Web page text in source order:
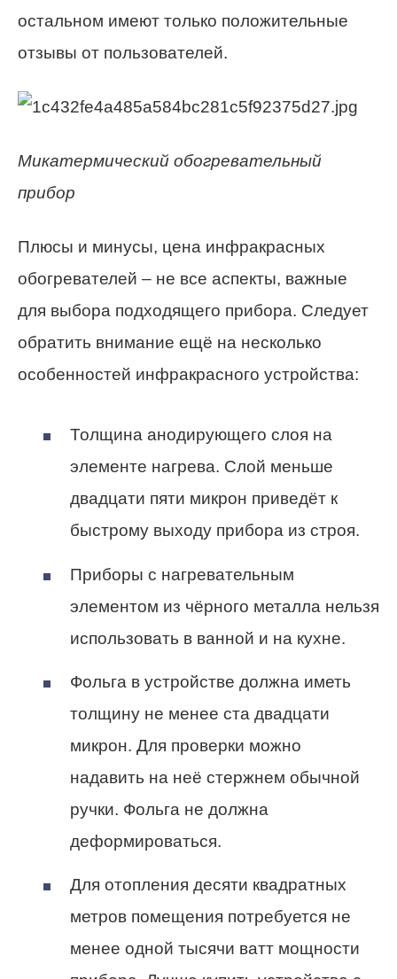
остальном имеют только положительные
отзывы от пользователей.
Микатермический обогревательный
прибор
Плюсы и минусы, цена инфракрасных
обогревателей – не все аспекты, важные
для выбора подходящего прибора. Следует
обратить внимание ещё на несколько
особенностей инфракрасного устройства:
Толщина анодирующего слоя на
элементе нагрева. Слой меньше
двадцати пяти микрон приведёт к
быстрому выходу прибора из строя.
Приборы с нагревательным
элементом из чёрного металла нельзя
использовать в ванной и на кухне.
Фольга в устройстве должна иметь
толщину не менее ста двадцати
микрон. Для проверки можно
надавить на неё стержнем обычной
ручки. Фольга не должна
деформироваться.
Для отопления десяти квадратных
метров помещения потребуется не
менее одной тысячи ватт мощности